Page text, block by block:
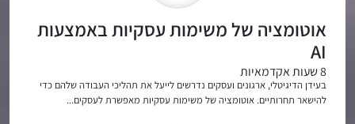
אוטומציה של משימות עסקיות באמצעות
AI
8 שעות אקדמאיות
בעידן הדיגיטלי, ארגונים ועסקים נדרשים לייעל את תהליכי העבודה שלהם כדי
להישאר תחרותיים. אוטומציה של משימות עסקיות מאפשרת לעסקים...